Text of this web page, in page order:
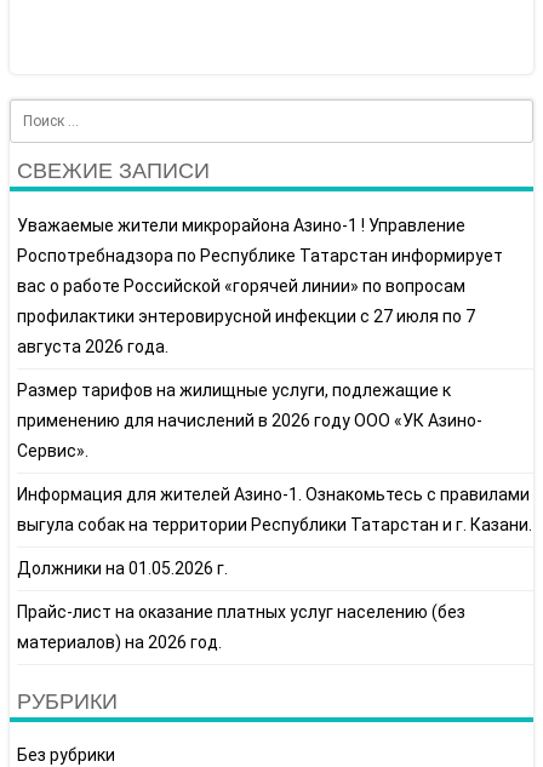
Search
СВЕЖИЕ ЗАПИСИ
Уважаемые жители микрорайона Азино-1 ! Управление
Роспотребнадзора по Республике Татарстан информирует
вас о работе Российской «горячей линии» по вопросам
профилактики энтеровирусной инфекции с 27 июля по 7
августа 2026 года.
Размер тарифов на жилищные услуги, подлежащие к
применению для начислений в 2026 году ООО «УК Азино-
Сервис».
Информация для жителей Азино-1. Ознакомьтесь с правилами
выгула собак на территории Республики Татарстан и г. Казани.
Должники на 01.05.2026 г.
Прайс-лист на оказание платных услуг населению (без
материалов) на 2026 год.
РУБРИКИ
Без рубрики